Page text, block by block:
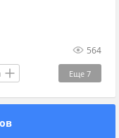
564
Еще 7